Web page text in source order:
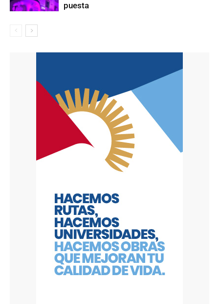
puesta